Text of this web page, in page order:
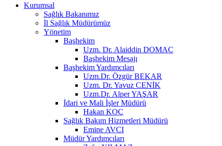
Kurumsal
Sağlık Bakanımız
İl Sağlık Müdürümüz
Yönetim
Başhekim
Uzm. Dr. Alaiddin DOMAÇ
Başhekim Mesajı
Başhekim Yardımcıları
Uzm.Dr. Özgür BEKAR
Uzm. Dr. Yavuz CENİK
Uzm.Dr. Alper YAŞAR
İdari ve Mali İşler Müdürü
Hakan KOÇ
Sağlık Bakım Hizmetleri Müdürü
Emine AVCI
Müdür Yardımcıları